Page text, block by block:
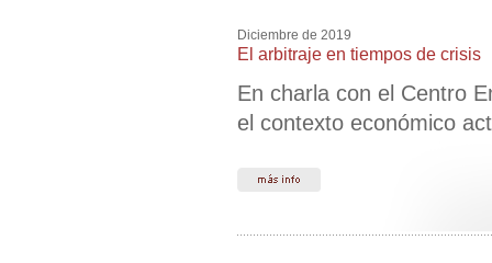
Diciembre de 2019
El arbitraje en tiempos de crisis
En charla con el Centro
el contexto económico